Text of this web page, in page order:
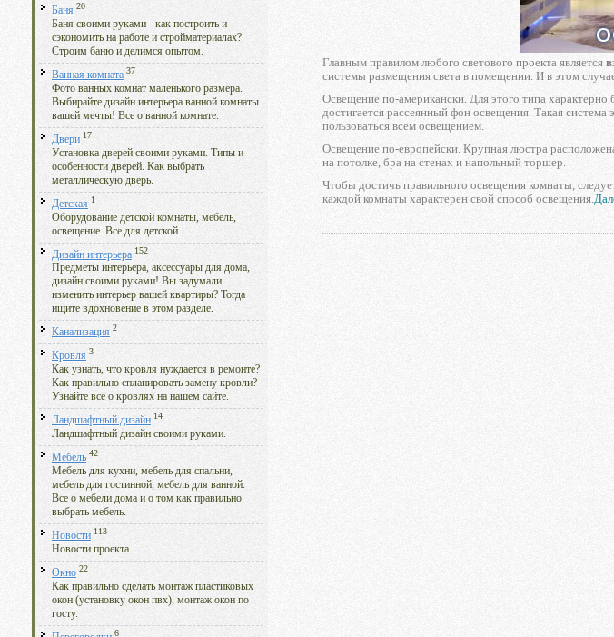
Баня 20
Баня своими руками - как построить и
сэкономить на работе и стройматериалах?
Строим баню и делимся опытом.
Ванная комната 37
Фото ванных комнат маленького размера.
Выбирайте дизайн интерьера ванной комнаты
вашей мечты! Все о ванной комнате.
Двери 17
Установка дверей своими руками. Типы и
особенности дверей. Как выбрать
металлическую дверь.
Детская 1
Оборудование детской комнаты, мебель,
освещение. Все для детской.
Дизайн интерьера 152
Предметы интерьера, аксессуары для дома,
дизайн своими руками! Вы задумали
изменить интерьер вашей квартиры? Тогда
ищите вдохновение в этом разделе.
Канализация 2
Кровля 3
Как узнать, что кровля нуждается в ремонте?
Как правильно спланировать замену кровли?
Узнайте все о кровлях на нашем сайте.
Ландшафтный дизайн 14
Ландшафтный дизайн своими руками.
Мебель 42
Мебель для кухни, мебель для спальни,
мебель для гостинной, мебель для ванной.
Все о мебели дома и о том как правильно
выбрать мебель.
Новости 113
Новости проекта
Окно 22
Как правильно сделать монтаж пластиковых
окон (установку окон пвх), монтаж окон по
госту.
6
Главным правилом любого светового проекта является
системы размещения света в помещении. И в этом
Освещение по-американски. Для этого типа
достигается рассеянный фон освещения. Такая
пользоваться всем освещением.
Освещение по-европейски. Крупная люстра
на потолке, бра на стенах и напольный торшер.
Чтобы достичь правильного освещения комнаты,
каждой комнаты характерен свой способ освещения.